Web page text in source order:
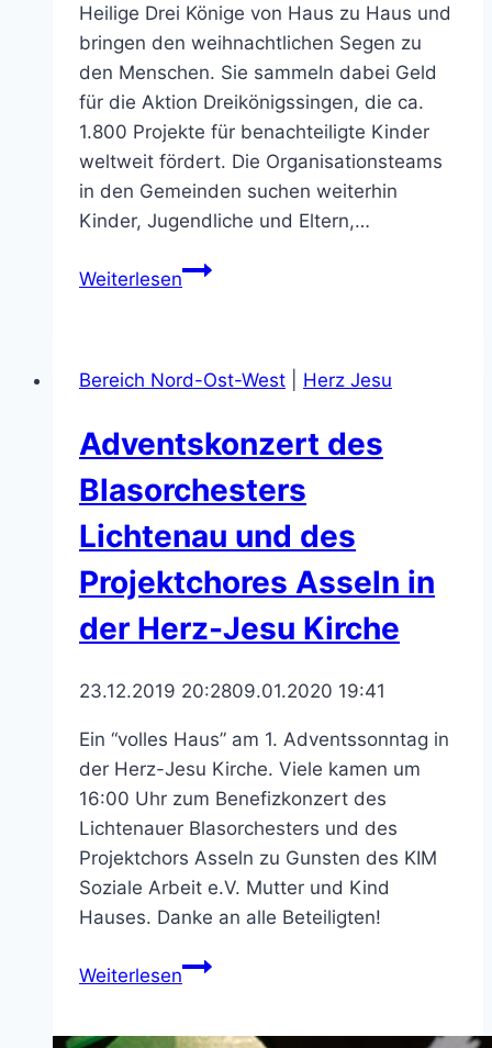
Heilige Drei Könige von Haus zu Haus und
bringen den weihnachtlichen Segen zu
den Menschen. Sie sammeln dabei Geld
für die Aktion Dreikönigssingen, die ca.
1.800 Projekte für benachteiligte Kinder
weltweit fördert. Die Organisationsteams
in den Gemeinden suchen weiterhin
Kinder, Jugendliche und Eltern,…
WeiterlesenSternsinger
Bereich Nord-Ost-West
Herz Jesu
Adventskonzert des
Blasorchesters
Lichtenau und des
Projektchores Asseln in
der Herz-Jesu Kirche
23.12.2019 20:2809.01.2020 19:41
Ein “volles Haus” am 1. Adventssonntag in
der Herz-Jesu Kirche. Viele kamen um
16:00 Uhr zum Benefizkonzert des
Lichtenauer Blasorchesters und des
Projektchors Asseln zu Gunsten des KIM
Soziale Arbeit e.V. Mutter und Kind
Hauses. Danke an alle Beteiligten!
WeiterlesenAdventskonzert